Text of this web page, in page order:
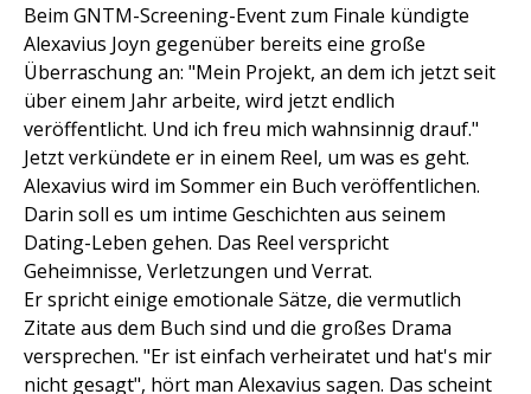
Beim GNTM-Screening-Event zum Finale kündigte
Alexavius Joyn gegenüber bereits eine große
Überraschung an: "Mein Projekt, an dem ich jetzt seit
über einem Jahr arbeite, wird jetzt endlich
veröffentlicht. Und ich freu mich wahnsinnig drauf."
Jetzt verkündete er in einem Reel, um was es geht.
Alexavius wird im Sommer ein Buch veröffentlichen.
Darin soll es um intime Geschichten aus seinem
Dating-Leben gehen. Das Reel verspricht
Geheimnisse, Verletzungen und Verrat.
Er spricht einige emotionale Sätze, die vermutlich
Zitate aus dem Buch sind und die großes Drama
versprechen. "Er ist einfach verheiratet und hat's mir
nicht gesagt", hört man Alexavius sagen. Das scheint